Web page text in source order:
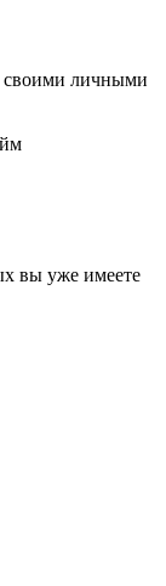
своими личными
вы уже имеете